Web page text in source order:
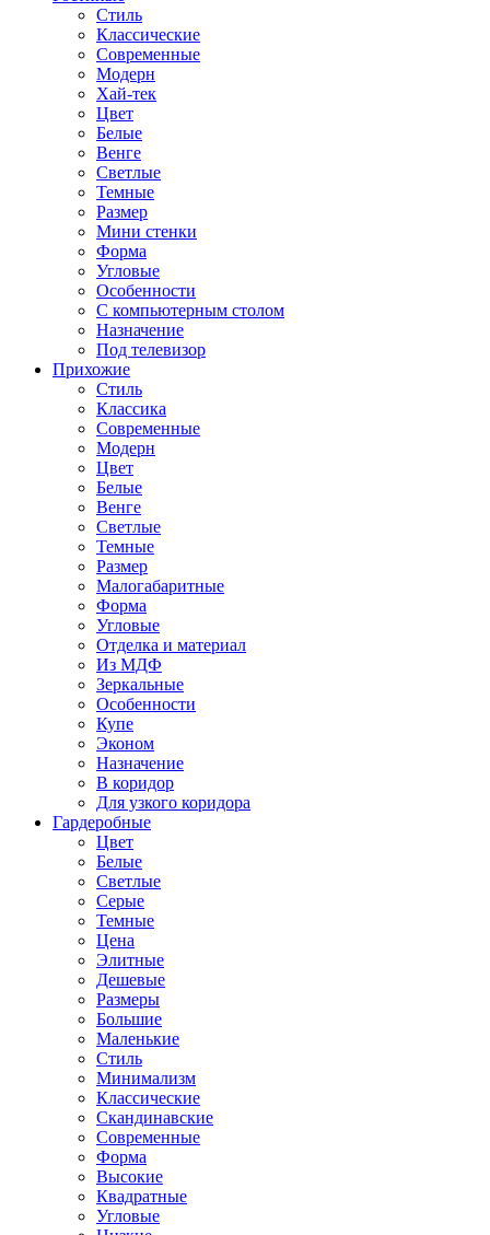
Стиль
Классические
Современные
Модерн
Хай-тек
Цвет
Белые
Венге
Светлые
Темные
Размер
Мини стенки
Форма
Угловые
Особенности
С компьютерным столом
Назначение
Под телевизор
Прихожие
Стиль
Классика
Современные
Модерн
Цвет
Белые
Венге
Светлые
Темные
Размер
Малогабаритные
Форма
Угловые
Отделка и материал
Из МДФ
Зеркальные
Особенности
Купе
Эконом
Назначение
В коридор
Для узкого коридора
Гардеробные
Цвет
Белые
Светлые
Серые
Темные
Цена
Элитные
Дешевые
Размеры
Большие
Маленькие
Стиль
Минимализм
Классические
Скандинавские
Современные
Форма
Высокие
Квадратные
Угловые